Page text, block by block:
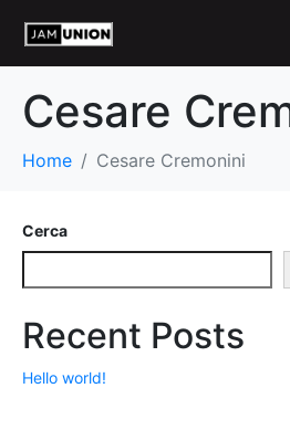
Cesare
Home Cesare Cremonini
Cerca
Recent Posts
Hello world!